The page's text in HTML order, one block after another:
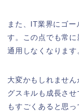
また、IT業界にゴ
す。この点でも常
通用しなくなります
大変かもしれませ
グスキルも成長さ
もすごくあると思っ